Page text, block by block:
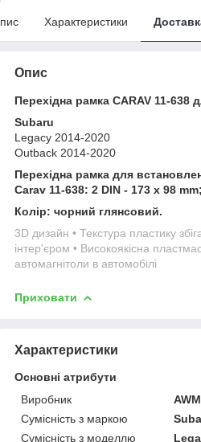
Характеристики
Опис
Перехідна рамка CARAV 11-638
Subaru
Legacy 2014-2020
Outback 2014-2020
Перехідна рамка для
Carav 11-638: 2 DIN - 173 x 98
Колір: чорний глянсовий.
3D дизайн • Текстура пластику
інтер'єром • Високоякісна
автомагнітоли в автомобілі
Приховати
Характеристики
Основні атрибути
Виробник
AWM
Сумісність з маркою
Сумісність з моделлю